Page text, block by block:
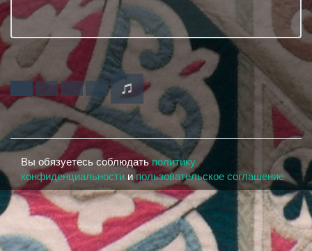
Вы обязуетесь соблюдатьполитику
конфиденциальности и пользовательское соглашение